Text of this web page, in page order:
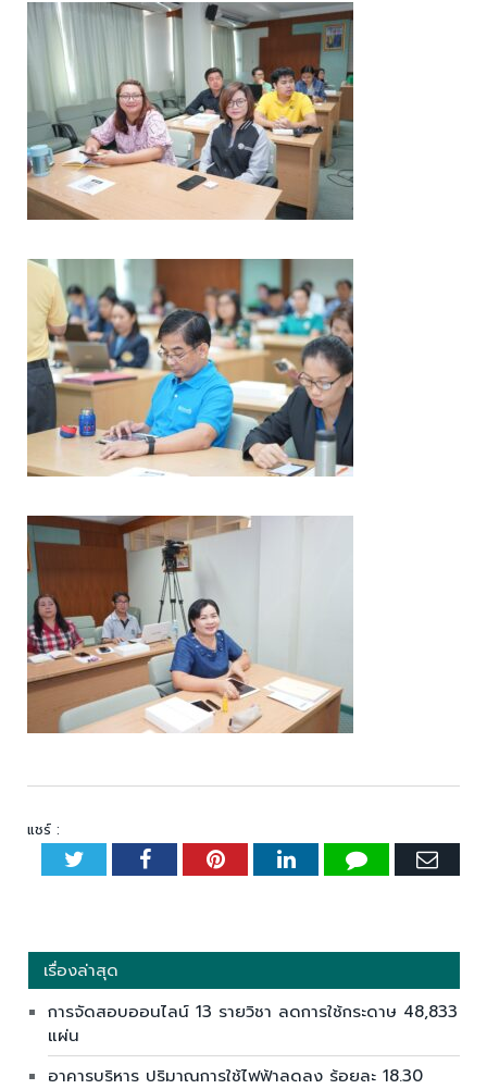
แชร์ :
TwitterFacebookPinterestLinkedInTumblr
เรื่องล่าสุด
การจัดสอบออนไลน์ 13 รายวิชา ลดการใช้กระดาษ 48,833
แผ่น
อาคารบริหาร ปริมาณการใช้ไฟฟ้าลดลง ร้อยละ 18.30